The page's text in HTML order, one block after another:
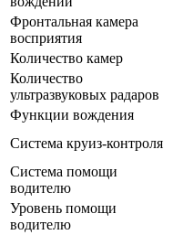
Фронтальная камера
восприятия
Количество камер
Количество
ультразвуковых радаров
Функции вождения
Система круиз-контроля
Система помощи
водителю
Уровень помощи
водителю